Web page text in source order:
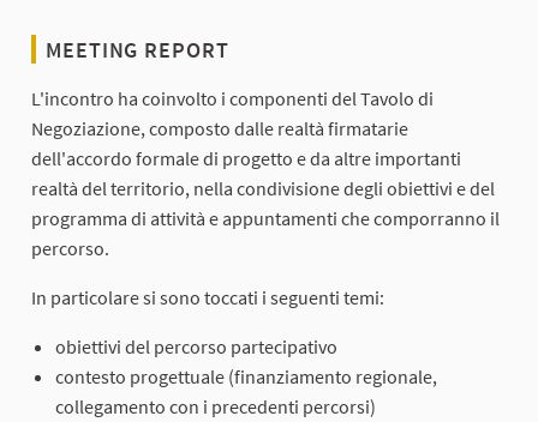
MEETING REPORT
L'incontro ha coinvolto i componenti del Tavolo di
Negoziazione, composto dalle realtà firmatarie
dell'accordo formale di progetto e da altre importanti
realtà del territorio, nella condivisione degli obiettivi e del
programma di attività e appuntamenti che comporranno il
percorso.
In particolare si sono toccati i seguenti temi:
obiettivi del percorso partecipativo
contesto progettuale (finanziamento regionale,
collegamento con i precedenti percorsi)